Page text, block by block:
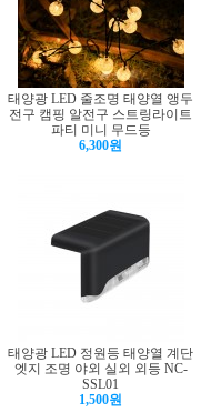
태양광 LED 줄조명 태양열 앵두
전구 캠핑 알전구 스트링라이트
파티 미니 무드등
6,300원
태양광 LED 정원등 태양열 계단
엣지 조명 야외 실외 외등 NC-
SSL01
1,500원